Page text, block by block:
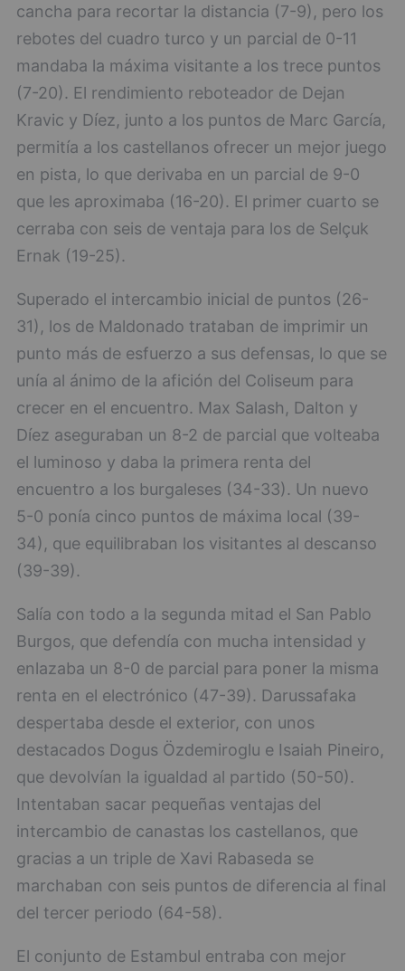
cancha para recortar la distancia (7-9), pero los
rebotes del cuadro turco y un parcial de 0-11
mandaba la máxima visitante a los trece puntos
(7-20). El rendimiento reboteador de Dejan
Kravic y Díez, junto a los puntos de Marc García,
permitía a los castellanos ofrecer un mejor juego
en pista, lo que derivaba en un parcial de 9-0
que les aproximaba (16-20). El primer cuarto se
cerraba con seis de ventaja para los de Selçuk
Ernak (19-25).
Superado el intercambio inicial de puntos (26-
31), los de Maldonado trataban de imprimir un
punto más de esfuerzo a sus defensas, lo que se
unía al ánimo de la afición del Coliseum para
crecer en el encuentro. Max Salash, Dalton y
Díez aseguraban un 8-2 de parcial que volteaba
el luminoso y daba la primera renta del
encuentro a los burgaleses (34-33). Un nuevo
5-0 ponía cinco puntos de máxima local (39-
34), que equilibraban los visitantes al descanso
(39-39).
Salía con todo a la segunda mitad el San Pablo
Burgos, que defendía con mucha intensidad y
enlazaba un 8-0 de parcial para poner la misma
renta en el electrónico (47-39). Darussafaka
despertaba desde el exterior, con unos
destacados Dogus Özdemiroglu e Isaiah Pineiro,
que devolvían la igualdad al partido (50-50).
Intentaban sacar pequeñas ventajas del
intercambio de canastas los castellanos, que
gracias a un triple de Xavi Rabaseda se
marchaban con seis puntos de diferencia al final
del tercer periodo (64-58).
El conjunto de Estambul entraba con mejor